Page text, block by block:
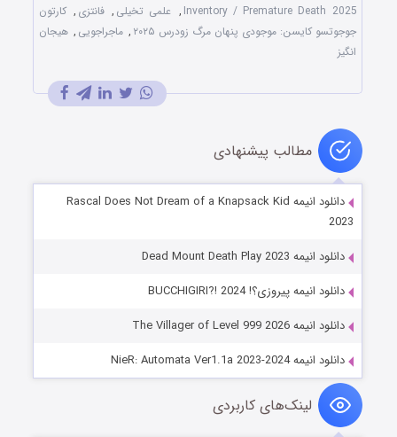
Inventory / Premature Death 2025
, علمی تخیلی , فانتزی , کارتون
جوجوتسو کایسن: موجودی پنهان مرگ زودرس ۲۰۲۵
, ماجراجویی , هیجان
انگیز
مطالب پیشنهادی
دانلود انیمه Rascal Does Not Dream of a Knapsack Kid
2023
دانلود انیمه Dead Mount Death Play 2023
دانلود انیمه پیروزی؟! BUCCHIGIRI?! 2024
دانلود انیمه The Villager of Level 999 2026
دانلود انیمه NieR: Automata Ver1.1a 2023-2024
لینک‌های کاربردی